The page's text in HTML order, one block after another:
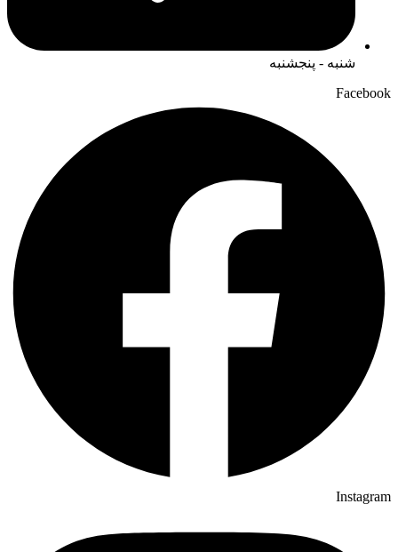
شنبه - پنجشنبه
Facebook
Instagram